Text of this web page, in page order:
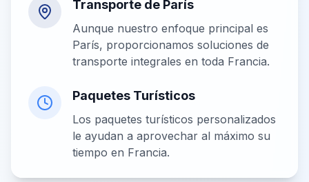
Transporte de París
Aunque nuestro enfoque principal es
París, proporcionamos soluciones de
transporte integrales en toda Francia.
Paquetes Turísticos
Los paquetes turísticos personalizados
le ayudan a aprovechar al máximo su
tiempo en Francia.